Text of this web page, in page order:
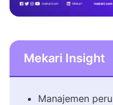
Mekari Insight
Manajemen